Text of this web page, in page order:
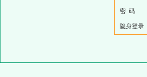
密 码
隐身登录